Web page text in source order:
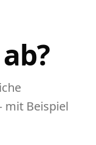
mit Beispiel